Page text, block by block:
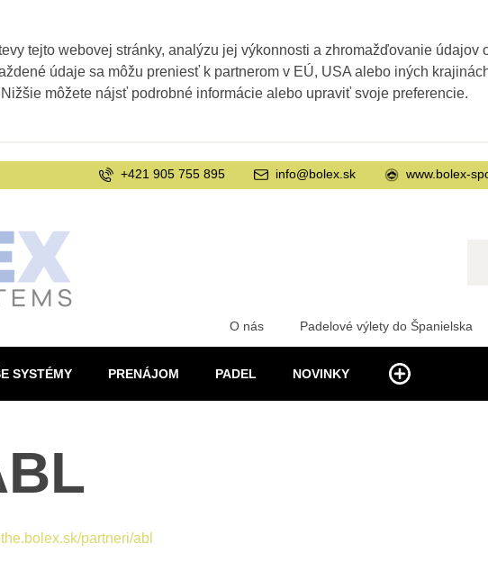
SYSTÉMY PRENÁJOM PADEL NOVINKY
O nás Padelové výlety do Španielska
+421 905 755 895 info@bolex.sk www.bolex-
partneri/abl
tejto webovej stránky, analýzu jej výkonnosti a zhromažďovanie údajov
údaje sa môžu preniesť k partnerom v EÚ, USA alebo iných
môžete nájsť podrobné informácie alebo upraviť svoje preferencie.